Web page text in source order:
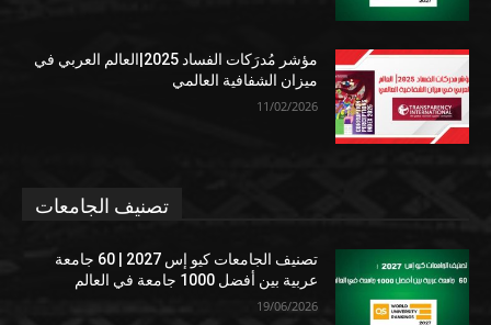
مؤشر مُدرَكات الفساد 2025|العالم العربي في
ميزان الشفافية العالمي
11/02/2026
تصنيف الجامعات
تصنيف الجامعات كيو إس 2027 | 60 جامعة
عربية بين أفضل 1000 جامعة في العالم
19/06/2026